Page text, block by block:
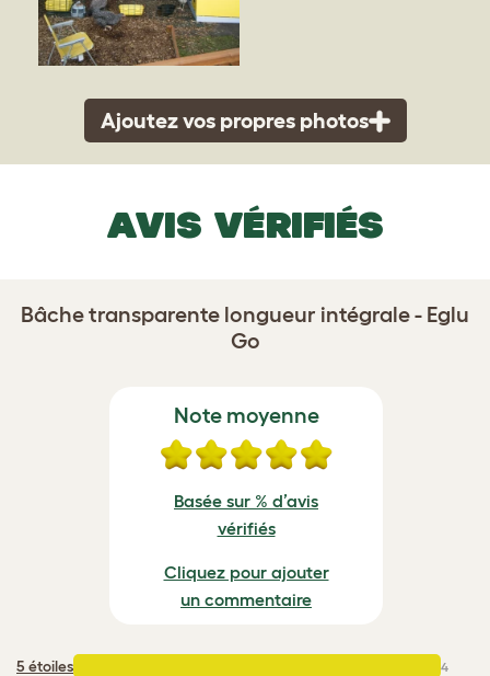
Ajoutez vos propres photos
AVIS VÉRIFIÉS
Bâche transparente longueur intégrale - Eglu
Go
Note moyenne
Basée sur % d’avis
vérifiés
Cliquez pour ajouter
un commentaire
5 étoiles 4